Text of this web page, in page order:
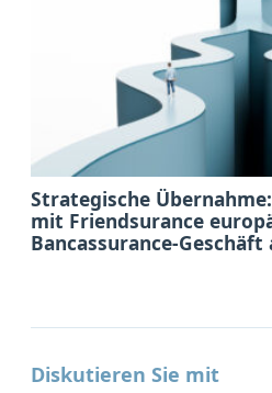
Strategische
mit Friendsurance
Bancassurance-Geschäft
Diskutieren Sie mit